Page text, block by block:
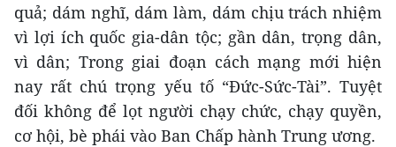
quả; dám nghĩ, dám làm, dám chịu trách nhiệm
vì lợi ích quốc gia-dân tộc; gần dân, trọng dân,
vì dân; Trong giai đoạn cách mạng mới hiện
nay rất chú trọng yếu tố “Đức-Sức-Tài”. Tuyệt
đối không để lọt người chạy chức, chạy quyền,
cơ hội, bè phái vào Ban Chấp hành Trung ương.